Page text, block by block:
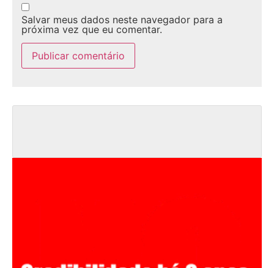
Salvar meus dados neste navegador para a
próxima vez que eu comentar.